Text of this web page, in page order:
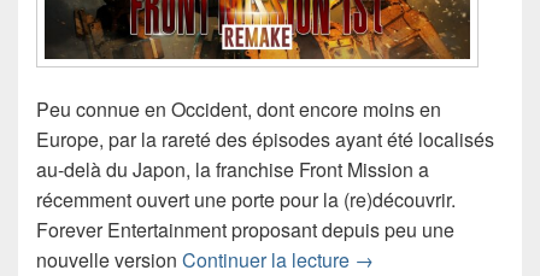
Peu connue en Occident, dont encore moins en
Europe, par la rareté des épisodes ayant été localisés
au-delà du Japon, la franchise Front Mission a
récemment ouvert une porte pour la (re)découvrir.
Forever Entertainment proposant depuis peu une
nouvelle version Continuer la lecture Chronique Jeu
→